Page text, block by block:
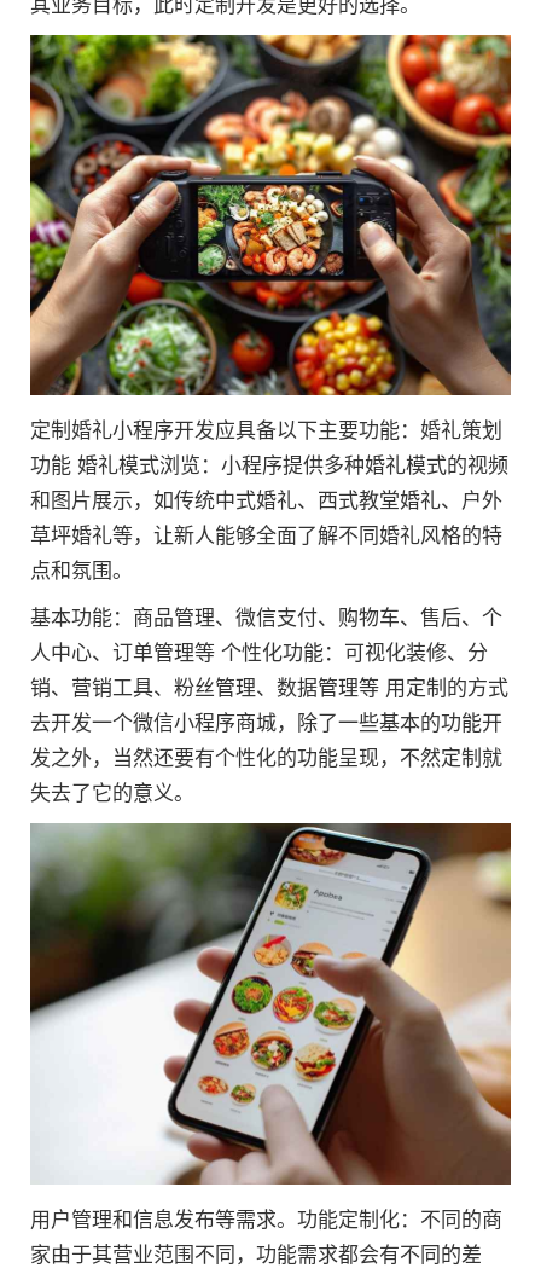
其业务目标，此时定制开发是更好的选择。
定制婚礼小程序开发应具备以下主要功能：婚礼策划
功能 婚礼模式浏览：小程序提供多种婚礼模式的视频
和图片展示，如传统中式婚礼、西式教堂婚礼、户外
草坪婚礼等，让新人能够全面了解不同婚礼风格的特
点和氛围。
基本功能：商品管理、微信支付、购物车、售后、个
人中心、订单管理等 个性化功能：可视化装修、分
销、营销工具、粉丝管理、数据管理等 用定制的方式
去开发一个微信小程序商城，除了一些基本的功能开
发之外，当然还要有个性化的功能呈现，不然定制就
失去了它的意义。
用户管理和信息发布等需求。功能定制化：不同的商
家由于其营业范围不同，功能需求都会有不同的差